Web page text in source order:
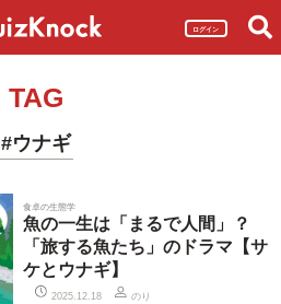
ログイン
TAG
#ウナギ
食卓の生態学
魚の一生は「まるで人間」？
「旅する魚たち」のドラマ【サ
ケとウナギ】
2025.12.18 のり